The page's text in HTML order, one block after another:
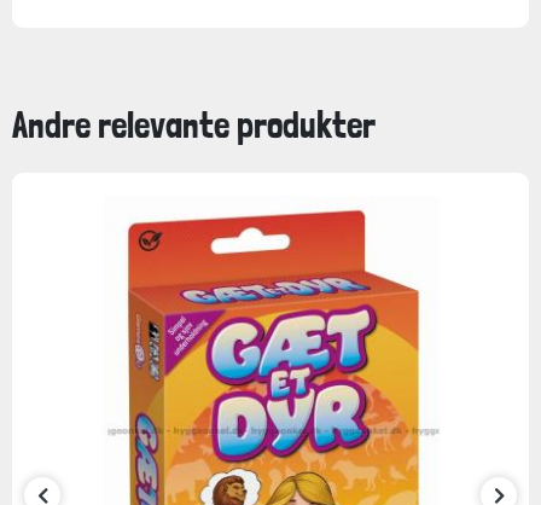
Andre relevante produkter